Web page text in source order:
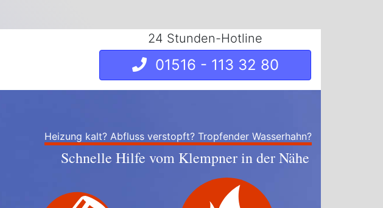
24 Stunden-Hotline
01516 - 113 32 80
Heizung kalt? Abfluss verstopft? Tropfender Wasserhahn?
Schnelle Hilfe vom Klempner in der Nähe